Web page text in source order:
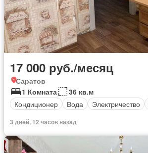
17 000 руб./месяц
Саратов
1 Комната
36 кв.м
Кондиционер
Вода Электричество
3 дней, 12 часов назад